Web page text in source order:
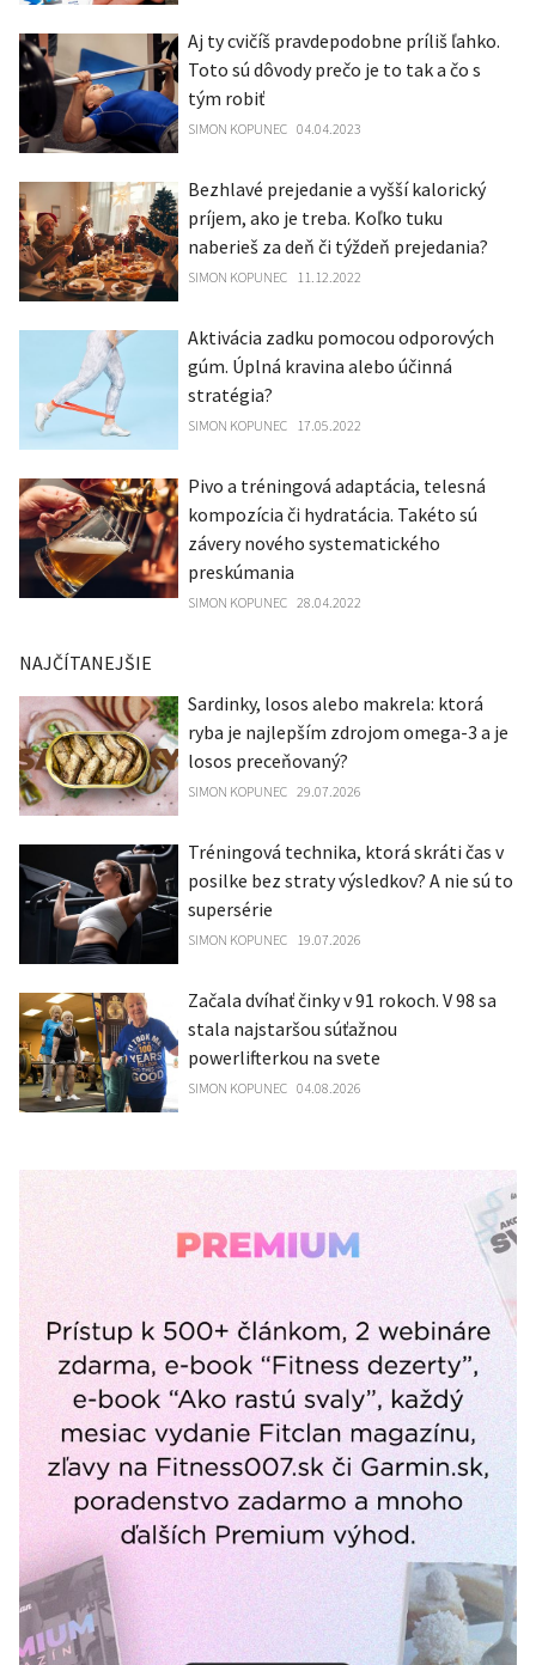
Aj ty cvičíš pravdepodobne príliš ľahko.
Toto sú dôvody prečo je to tak a čo s
tým robiť
SIMON KOPUNEC 04.04.2023
Bezhlavé prejedanie a vyšší kalorický
príjem, ako je treba. Koľko tuku
naberieš za deň či týždeň prejedania?
SIMON KOPUNEC 11.12.2022
Aktivácia zadku pomocou odporových
gúm. Úplná kravina alebo účinná
stratégia?
SIMON KOPUNEC 17.05.2022
Pivo a tréningová adaptácia, telesná
kompozícia či hydratácia. Takéto sú
závery nového systematického
preskúmania
SIMON KOPUNEC 28.04.2022
NAJČÍTANEJŠIE
Sardinky, losos alebo makrela: ktorá
ryba je najlepším zdrojom omega-3 a je
losos preceňovaný?
SIMON KOPUNEC 29.07.2026
Tréningová technika, ktorá skráti čas v
posilke bez straty výsledkov? A nie sú to
supersérie
SIMON KOPUNEC 19.07.2026
Začala dvíhať činky v 91 rokoch. V 98 sa
stala najstaršou súťažnou
powerlifterkou na svete
SIMON KOPUNEC 04.08.2026